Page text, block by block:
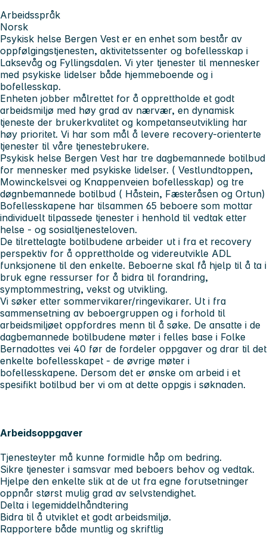
Arbeidsspråk
Norsk
Psykisk helse Bergen Vest er en enhet som består av
oppfølgingstjenesten, aktivitetssenter og bofellesskap i
Laksevåg og Fyllingsdalen. Vi yter tjenester til mennesker
med psykiske lidelser både hjemmeboende og i
bofellesskap.
Enheten jobber målrettet for å opprettholde et godt
arbeidsmiljø med høy grad av nærvær, en dynamisk
tjeneste der brukerkvalitet og kompetanseutvikling har
høy prioritet. Vi har som mål å levere recovery-orienterte
tjenester til våre tjenestebrukere.
Psykisk helse Bergen Vest har tre dagbemannede botilbud
for mennesker med psykiske lidelser. ( Vestlundtoppen,
Mowinckelsvei og Knappenveien bofellesskap) og tre
døgnbemannede botilbud ( Håstein, Fæsteråsen og Ortun)
Bofellesskapene har tilsammen 65 beboere som mottar
individuelt tilpassede tjenester i henhold til vedtak etter
helse - og sosialtjenesteloven.
De tilrettelagte botilbudene arbeider ut i fra et recovery
perspektiv for å opprettholde og videreutvikle ADL
funksjonene til den enkelte. Beboerne skal få hjelp til å ta i
bruk egne ressurser for å bidra til forandring,
symptommestring, vekst og utvikling.
Vi søker etter sommervikarer/ringevikarer. Ut i fra
sammensetning av beboergruppen og i forhold til
arbeidsmiljøet oppfordres menn til å søke. De ansatte i de
dagbemannede botilbudene møter i felles base i Folke
Bernadottes vei 40 før de fordeler oppgaver og drar til det
enkelte bofellesskapet - de øvrige møter i
bofellesskapene. Dersom det er ønske om arbeid i et
spesifikt botilbud ber vi om at dette oppgis i søknaden.
Arbeidsoppgaver
Tjenesteyter må kunne formidle håp om bedring.
Sikre tjenester i samsvar med beboers behov og vedtak.
Hjelpe den enkelte slik at de ut fra egne forutsetninger
oppnår størst mulig grad av selvstendighet.
Delta i legemiddelhåndtering
Bidra til å utviklet et godt arbeidsmiljø.
Rapportere både muntlig og skriftlig